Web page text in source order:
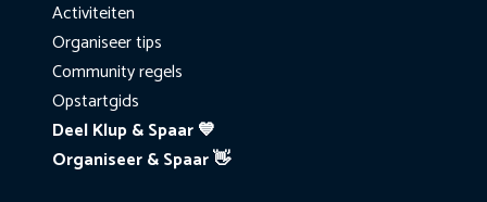
Activiteiten
Organiseer tips
Community regels
Opstartgids
Deel Klup & Spaar 💙
Organiseer & Spaar 👋